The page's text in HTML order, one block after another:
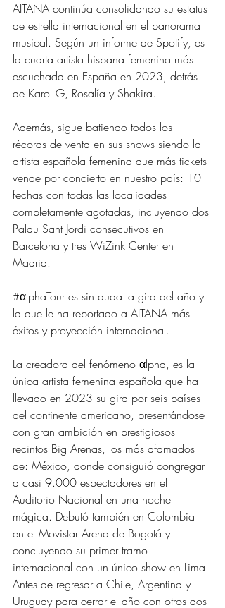
AITANA continúa consolidando su estatus
de estrella internacional en el panorama
musical. Según un informe de Spotify, es
la cuarta artista hispana femenina más
escuchada en España en 2023, detrás
de Karol G, Rosalía y Shakira.
Además, sigue batiendo todos los
récords de venta en sus shows siendo la
artista española femenina que más tickets
vende por concierto en nuestro país: 10
fechas con todas las localidades
completamente agotadas, incluyendo dos
Palau Sant Jordi consecutivos en
Barcelona y tres WiZink Center en
Madrid.
#αlphaTour es sin duda la gira del año y
la que le ha reportado a AITANA más
éxitos y proyección internacional.
La creadora del fenómeno αlpha, es la
única artista femenina española que ha
llevado en 2023 su gira por seis países
del continente americano, presentándose
con gran ambición en prestigiosos
recintos Big Arenas, los más afamados
de: México, donde consiguió congregar
a casi 9.000 espectadores en el
Auditorio Nacional en una noche
mágica. Debutó también en Colombia
en el Movistar Arena de Bogotá y
concluyendo su primer tramo
internacional con un único show en Lima.
Antes de regresar a Chile, Argentina y
Uruguay para cerrar el año con otros dos